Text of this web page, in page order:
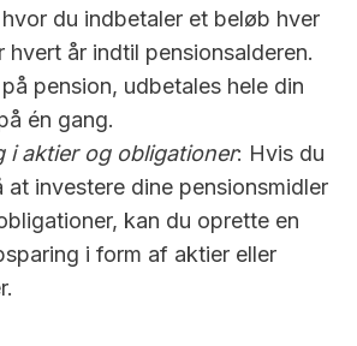
du indbetaler et beløb hver
hvert år indtil pensionsalderen.
pension, udbetales hele din
én gang.
i aktier og obligationer: Hvis du
at investere dine pensionsmidler
kan du oprette en
i form af aktier eller